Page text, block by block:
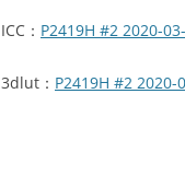
ICC： P2419H #2 2020-
3dlut： P2419H #2 2020-